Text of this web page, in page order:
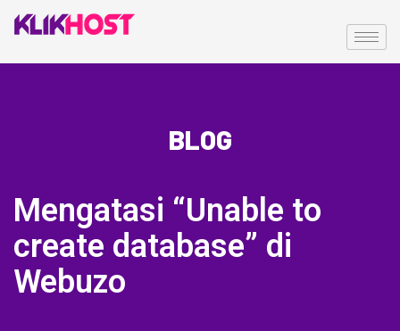
BLOG
Mengatasi “Unable to
create database” di
Webuzo